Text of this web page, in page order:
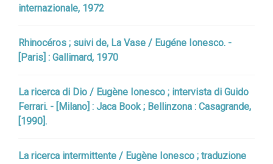
internazionale, 1972
Rhinocéros ; suivi de, La Vase / Eugéne Ionesco. -
[Paris] : Gallimard, 1970
La ricerca di Dio / Eugène Ionesco ; intervista di Guido
Ferrari. - [Milano] : Jaca Book ; Bellinzona : Casagrande,
[1990].
La ricerca intermittente / Eugène Ionesco ; traduzione